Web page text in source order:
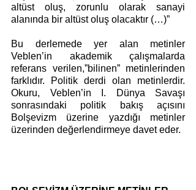
altüst oluş, zorunlu olarak sanayi
alanında bir altüst oluş olacaktır (…)”
Bu derlemede yer alan metinler
Veblen’in akademik çalışmalarda
referans verilen,”bilinen” metinlerinden
farklıdır. Politik derdi olan metinlerdir.
Okuru, Veblen’in I. Dünya Savaşı
sonrasındaki politik bakış açısını
Bolşevizm üzerine yazdığı metinler
üzerinden değerlendirmeye davet eder.